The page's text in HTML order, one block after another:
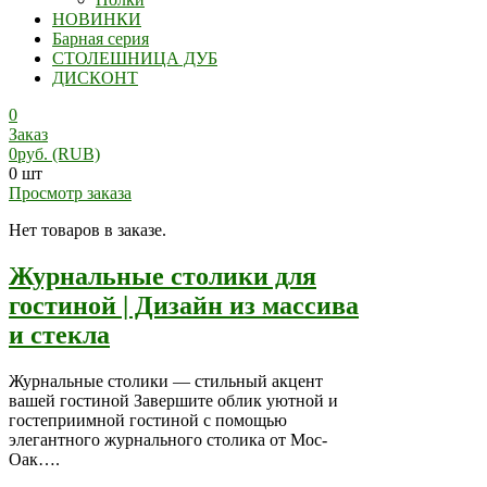
НОВИНКИ
Барная серия
СТОЛЕШНИЦА ДУБ
ДИСКОНТ
0
Заказ
0руб. (RUB)
0 шт
Просмотр заказа
Нет товаров в заказе.
Журнальные столики для
гостиной | Дизайн из массива
и стекла
Журнальные столики — стильный акцент
вашей гостиной Завершите облик уютной и
гостеприимной гостиной с помощью
элегантного журнального столика от Мос-
Оак….